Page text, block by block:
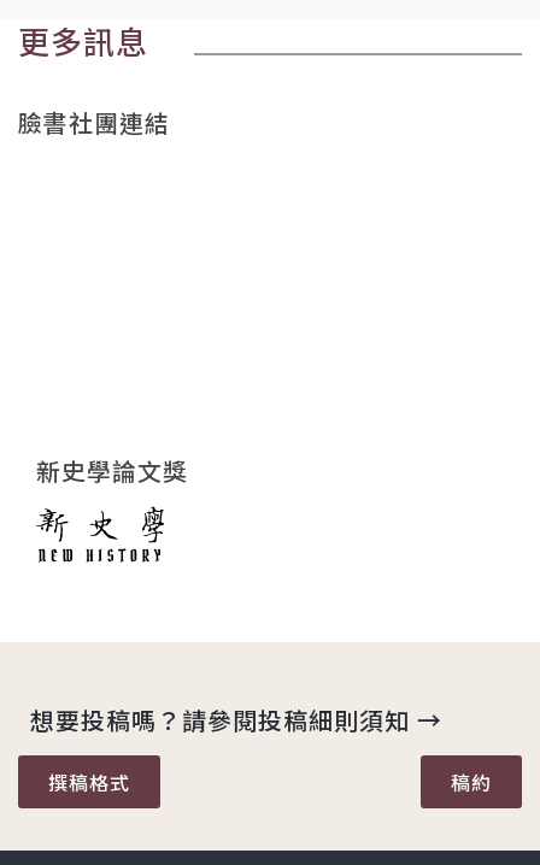
更多訊息
臉書社團連結
新史學論文獎
想要投稿嗎？請參閱投稿細則須知 →
撰稿格式 稿約